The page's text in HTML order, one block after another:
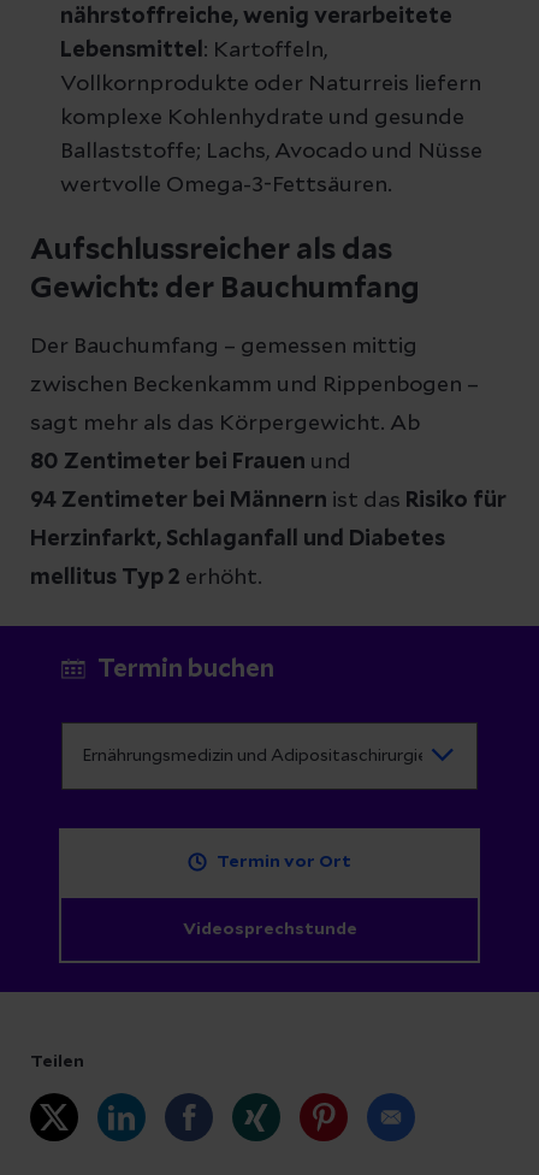
nährstoffreiche, wenig verarbeitete
Lebensmittel : Kartoffeln,
Vollkornprodukte oder Naturreis liefern
komplexe Kohlenhydrate und gesunde
Ballaststoffe; Lachs, Avocado und Nüsse
wertvolle Omega-3-Fettsäuren.
Aufschlussreicher als das
Gewicht: der Bauchumfang
Der Bauchumfang – gemessen mittig
zwischen Beckenkamm und Rippenbogen –
sagt mehr als das Körpergewicht. Ab
80 Zentimeter bei Frauen und
94 Zentimeter bei Männern ist das Risiko für
Herzinfarkt, Schlaganfall und Diabetes
mellitus Typ 2 erhöht.
Termin buchen
Termin vor Ort
Videosprechstunde
Teilen